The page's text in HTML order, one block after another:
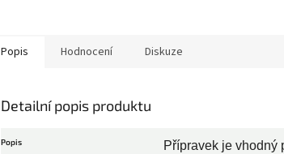
Popis Hodnocení Diskuze
Detailní popis produktu
Popis
Přípravek je vhodný